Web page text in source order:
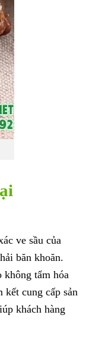
ve sầu của
băn khoăn.
không tẩm hóa
kết cung cấp sản
khách hàng